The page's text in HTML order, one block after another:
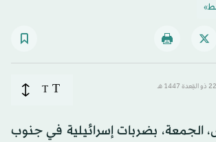
T
T
الجمعة، بضربات إسرائيلية في جنوب